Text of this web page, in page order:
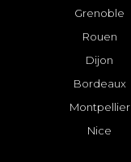
Grenoble
Rouen
Dijon
Bordeaux
Montpellier
Nice